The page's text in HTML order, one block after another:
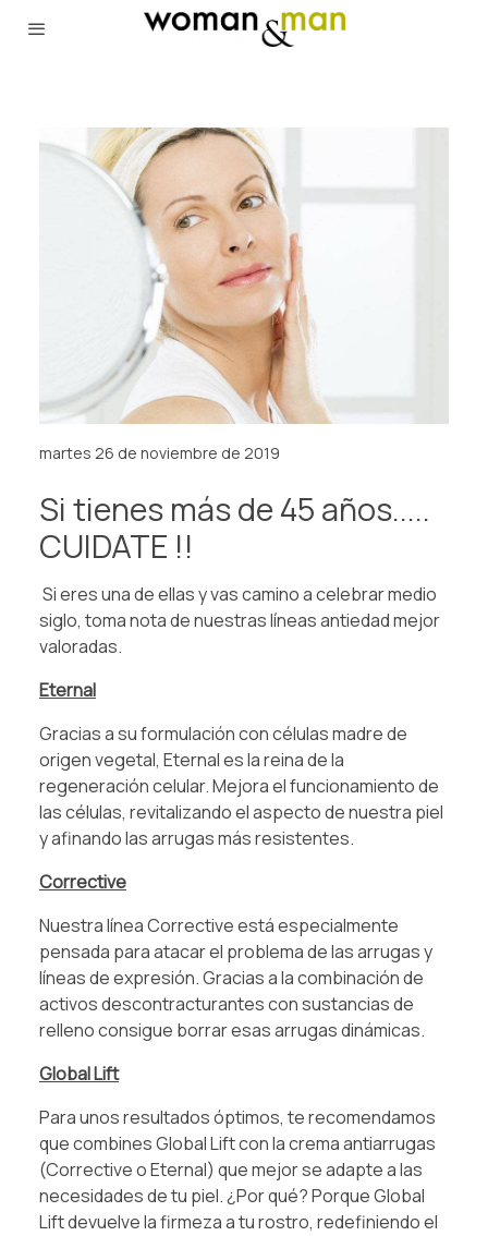
martes 26 de noviembre de 2019
Si tienes más de 45 años.....
CUIDATE !!
Si eres una de ellas y vas camino a celebrar medio
siglo, toma nota de nuestras líneas antiedad mejor
valoradas.
Eternal
Gracias a su formulación con células madre de
origen vegetal, Eternal es la reina de la
regeneración celular. Mejora el funcionamiento de
las células, revitalizando el aspecto de nuestra piel
y afinando las arrugas más resistentes.
Corrective
Nuestra línea Corrective está especialmente
pensada para atacar el problema de las arrugas y
líneas de expresión. Gracias a la combinación de
activos descontracturantes con sustancias de
relleno consigue borrar esas arrugas dinámicas.
Global Lift
Para unos resultados óptimos, te recomendamos
que combines Global Lift con la crema antiarrugas
(Corrective o Eternal) que mejor se adapte a las
necesidades de tu piel. ¿Por qué? Porque Global
Lift devuelve la firmeza a tu rostro, redefiniendo el